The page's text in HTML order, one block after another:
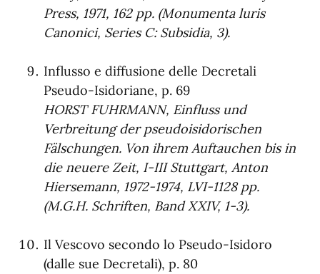
Press, 1971, 162 pp. (Monumenta luris
Canonici, Series C: Subsidia, 3).
Influsso e diffusione delle Decretali
Pseudo-Isidoriane, p. 69
HORST FUHRMANN, Einfluss und
Verbreitung der pseudoisidorischen
Fälschungen. Von ihrem Auftauchen bis in
die neuere Zeit, I-III Stuttgart, Anton
Hiersemann, 1972-1974, LVI-1128 pp.
(M.G.H. Schriften, Band XXIV, 1-3).
Il Vescovo secondo lo Pseudo-Isidoro
(dalle sue Decretali), p. 80